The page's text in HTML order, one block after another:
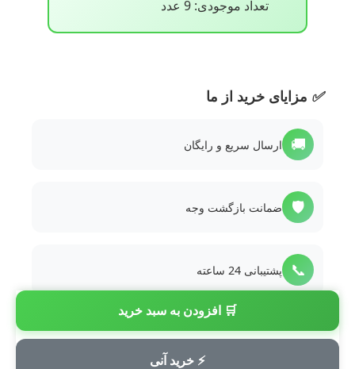
تعداد موجودی: 9 عدد
🛒 افزودن به سبد خرید
⚡ خرید آنی
✅ مزایای خرید از ما
🚚 ارسال سریع و رایگان
🛡️ ضمانت بازگشت وجه
📞 پشتیبانی 24 ساعته
💳 پرداخت امن